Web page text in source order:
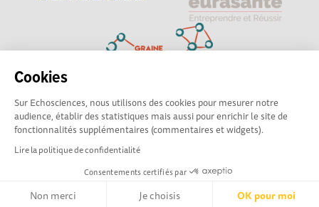
Cookies
Sur Echosciences, nous utilisons des cookies pour mesurer notre
audience, établir des statistiques mais aussi pour enrichir le site de
fonctionnalités supplémentaires (commentaires et widgets).
Lire la politique de confidentialité
Consentements certifiés par
Non merci Je choisis OK pour moi
Explorer, s’exprimer, rentrer en contact : Echosciences
Hauts-de-France est le réseau social des amateurs de
sciences et de technologies du territoire
Mentions légales|Politique de confidentialité
Ligne éditoriale